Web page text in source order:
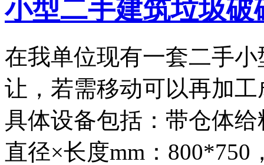
小型二手建筑垃圾破
在我单位现有一套二手
让，若需移动可以再加
具体设备包括：带仓体
直径×长度mm：